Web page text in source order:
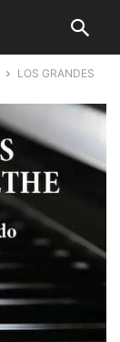
LOS GRANDES